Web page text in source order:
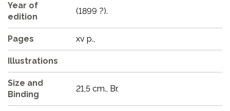
Year of
edition
(1899 ?).
Pages xv p.,
Illustrations
Size and
Binding
21,5 cm., Br.